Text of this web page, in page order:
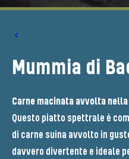
Mummia di
Carne macinata avvolta
Questo piatto spettrale è
di carne suina avvolto in
davvero divertente e ideale